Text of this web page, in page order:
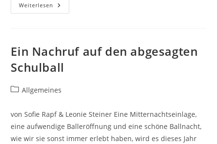
Weiterlesen BGInside
–
(Winter
2020)
Ein Nachruf auf den abgesagten
Schulball
Beitrags-
Allgemeines
von Sofie Rapf & Leonie Steiner Eine Mitternachtseinlage,
eine aufwendige Balleröffnung und eine schöne Ballnacht,
wie wir sie sonst immer erlebt haben, wird es dieses Jahr